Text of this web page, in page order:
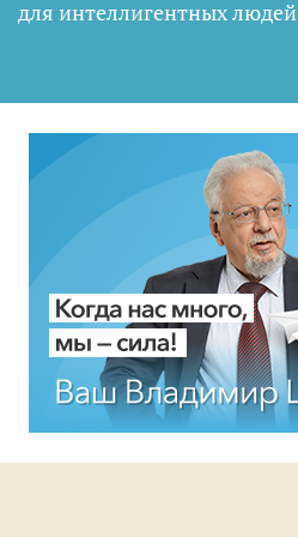
для интеллигентных людей